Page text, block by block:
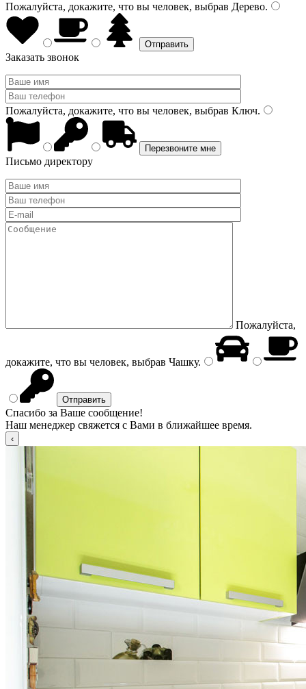
Пожалуйста, докажите, что вы человек, выбрав Дерево.
Заказать звонок
Пожалуйста, докажите, что вы человек, выбрав Ключ.
Письмо директору
Пожалуйста,
докажите, что вы человек, выбрав Чашку.
Спасибо за Ваше сообщение!
Наш менеджер свяжется с Вами в ближайшее время.